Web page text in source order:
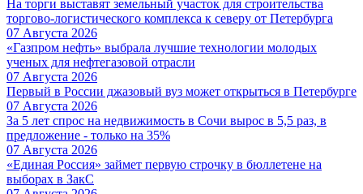
На торги выставят земельный участок для строительства
торгово-логистического комплекса к северу от Петербурга
07 Августа 2026
«Газпром нефть» выбрала лучшие технологии молодых
ученых для нефтегазовой отрасли
07 Августа 2026
Первый в России джазовый вуз может открыться в Петербурге
07 Августа 2026
За 5 лет спрос на недвижимость в Сочи вырос в 5,5 раз, в
предложение - только на 35%
07 Августа 2026
«Единая Россия» займет первую строчку в бюллетене на
выборах в ЗакС